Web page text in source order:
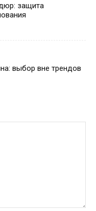
защита
выбор вне трендов